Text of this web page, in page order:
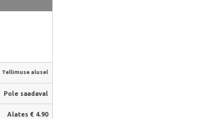
Tellimuse alusel
Pole saadaval
Alates € 4.90